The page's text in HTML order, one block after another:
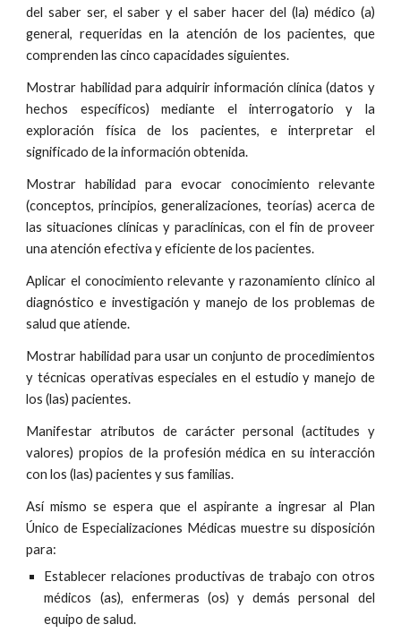
del saber ser, el saber y el saber hacer del (la) médico (a)
general, requeridas en la atención de los pacientes, que
comprenden las cinco capacidades siguientes.
Mostrar habilidad para adquirir información clínica (datos y
hechos específicos) mediante el interrogatorio y la
exploración física de los pacientes, e interpretar el
significado de la información obtenida.
Mostrar habilidad para evocar conocimiento relevante
(conceptos, principios, generalizaciones, teorías) acerca de
las situaciones clínicas y paraclínicas, con el fin de proveer
una atención efectiva y eficiente de los pacientes.
Aplicar el conocimiento relevante y razonamiento clínico al
diagnóstico e investigación y manejo de los problemas de
salud que atiende.
Mostrar habilidad para usar un conjunto de procedimientos
y técnicas operativas especiales en el estudio y manejo de
los (las) pacientes.
Manifestar atributos de carácter personal (actitudes y
valores) propios de la profesión médica en su interacción
con los (las) pacientes y sus familias.
Así mismo se espera que el aspirante a ingresar al Plan
Único de Especializaciones Médicas muestre su disposición
para:
Establecer relaciones productivas de trabajo con otros
médicos (as), enfermeras (os) y demás personal del
equipo de salud.